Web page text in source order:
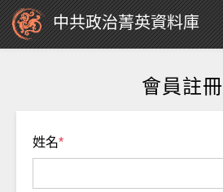
中共政治菁英資料庫
會員註冊
姓名*